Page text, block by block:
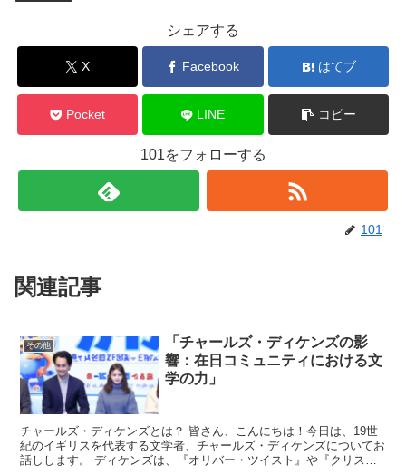
シェアする
X Facebook はてブ
Pocket LINE コピー
101をフォローする
101
関連記事
その他
「チャールズ・ディケンズの影
響：在日コミュニティにおける文
学の力」
チャールズ・ディケンズとは？ 皆さん、こんにちは！今日は、19世
紀のイギリスを代表する文学者、チャールズ・ディケンズについてお
話しします。 ディケンズは、『オリバー・ツイスト』や『クリスマ